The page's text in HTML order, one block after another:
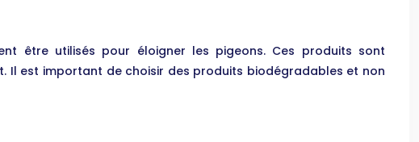
être utilisés pour éloigner les pigeons. Ces produits sont
Il est important de choisir des produits biodégradables et non